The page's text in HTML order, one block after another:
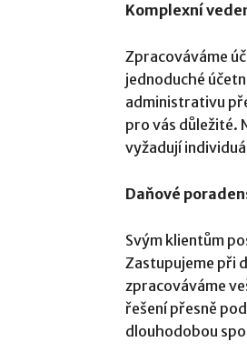
Komplexní
Zpracováváme
jednoduché
administrativu
pro vás důležité.
vyžadují
Daňové
Svým klientům
Zastupujeme při
zpracováváme
řešení přesně
dlouhodobou